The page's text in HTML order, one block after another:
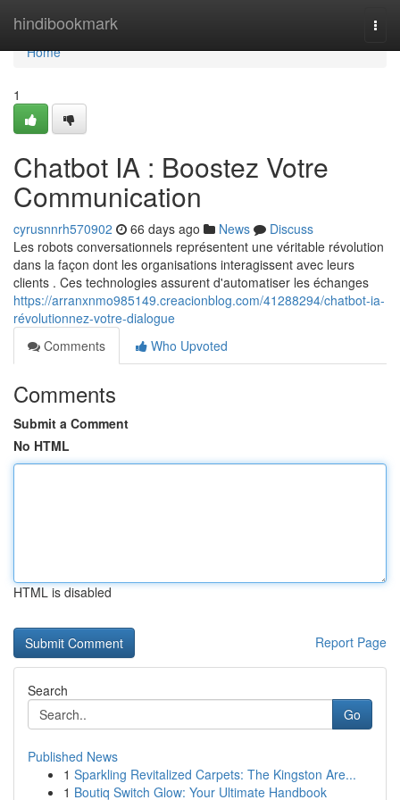
hindibookmark
Home
Home
1
Chatbot IA : Boostez Votre
Communication
cyrusnnrh570902 66 days ago News
Discuss
Les robots conversationnels représentent une véritable révolution
dans la façon dont les organisations interagissent avec leurs
clients . Ces technologies assurent d'automatiser les échanges
https://arranxnmo985149.creacionblog.com/41288294/chatbot-ia-
révolutionnez-votre-dialogue
Comments
Who Upvoted
Comments
Submit a Comment
No HTML
HTML is disabled
Report Page
Search
Go
Published News
1 Sparkling Revitalized Carpets: The Kingston Are...
1 Boutiq Switch Glow: Your Ultimate Handbook